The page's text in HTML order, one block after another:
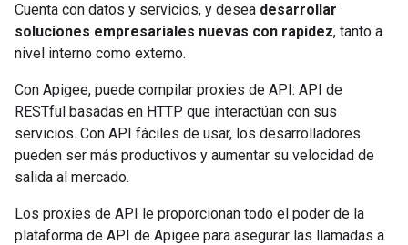
Cuenta con datos y servicios, y desea desarrollar
soluciones empresariales nuevas con rapidez, tanto a
nivel interno como externo.
Con Apigee, puede compilar proxies de API: API de
RESTful basadas en HTTP que interactúan con sus
servicios. Con API fáciles de usar, los desarrolladores
pueden ser más productivos y aumentar su velocidad de
salida al mercado.
Los proxies de API le proporcionan todo el poder de la
plataforma de API de Apigee para asegurar las llamadas a